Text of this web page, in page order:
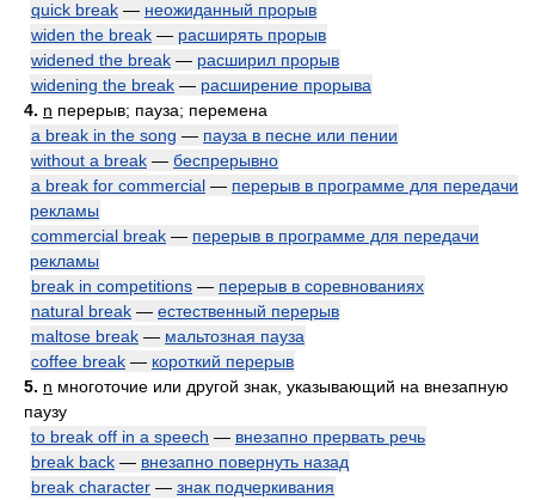
quick break — неожиданный прорыв
widen the break — расширять прорыв
widened the break — расширил прорыв
widening the break — расширение прорыва
4. n перерыв; пауза; перемена
a break in the song — пауза в песне или пении
without a break — беспрерывно
a break for commercial — перерыв в программе для передачи
рекламы
commercial break — перерыв в программе для передачи
рекламы
break in competitions — перерыв в соревнованиях
natural break — естественный перерыв
maltose break — мальтозная пауза
coffee break — короткий перерыв
5. n многоточие или другой знак, указывающий на внезапную
паузу
to break off in a speech — внезапно прервать речь
break back — внезапно повернуть назад
break character — знак подчеркивания